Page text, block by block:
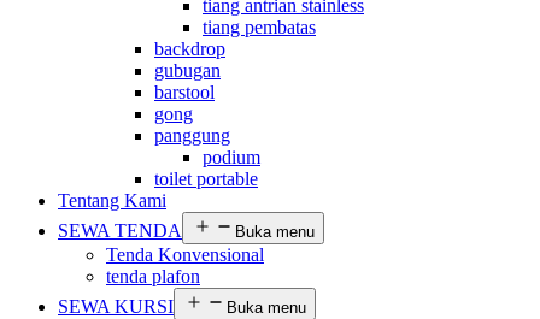
tiang antrian stainless
tiang pembatas
backdrop
gubugan
barstool
gong
panggung
podium
toilet portable
Tentang Kami
SEWA TENDA
Buka menu
Tenda Konvensional
tenda plafon
SEWA KURSI
Buka menu